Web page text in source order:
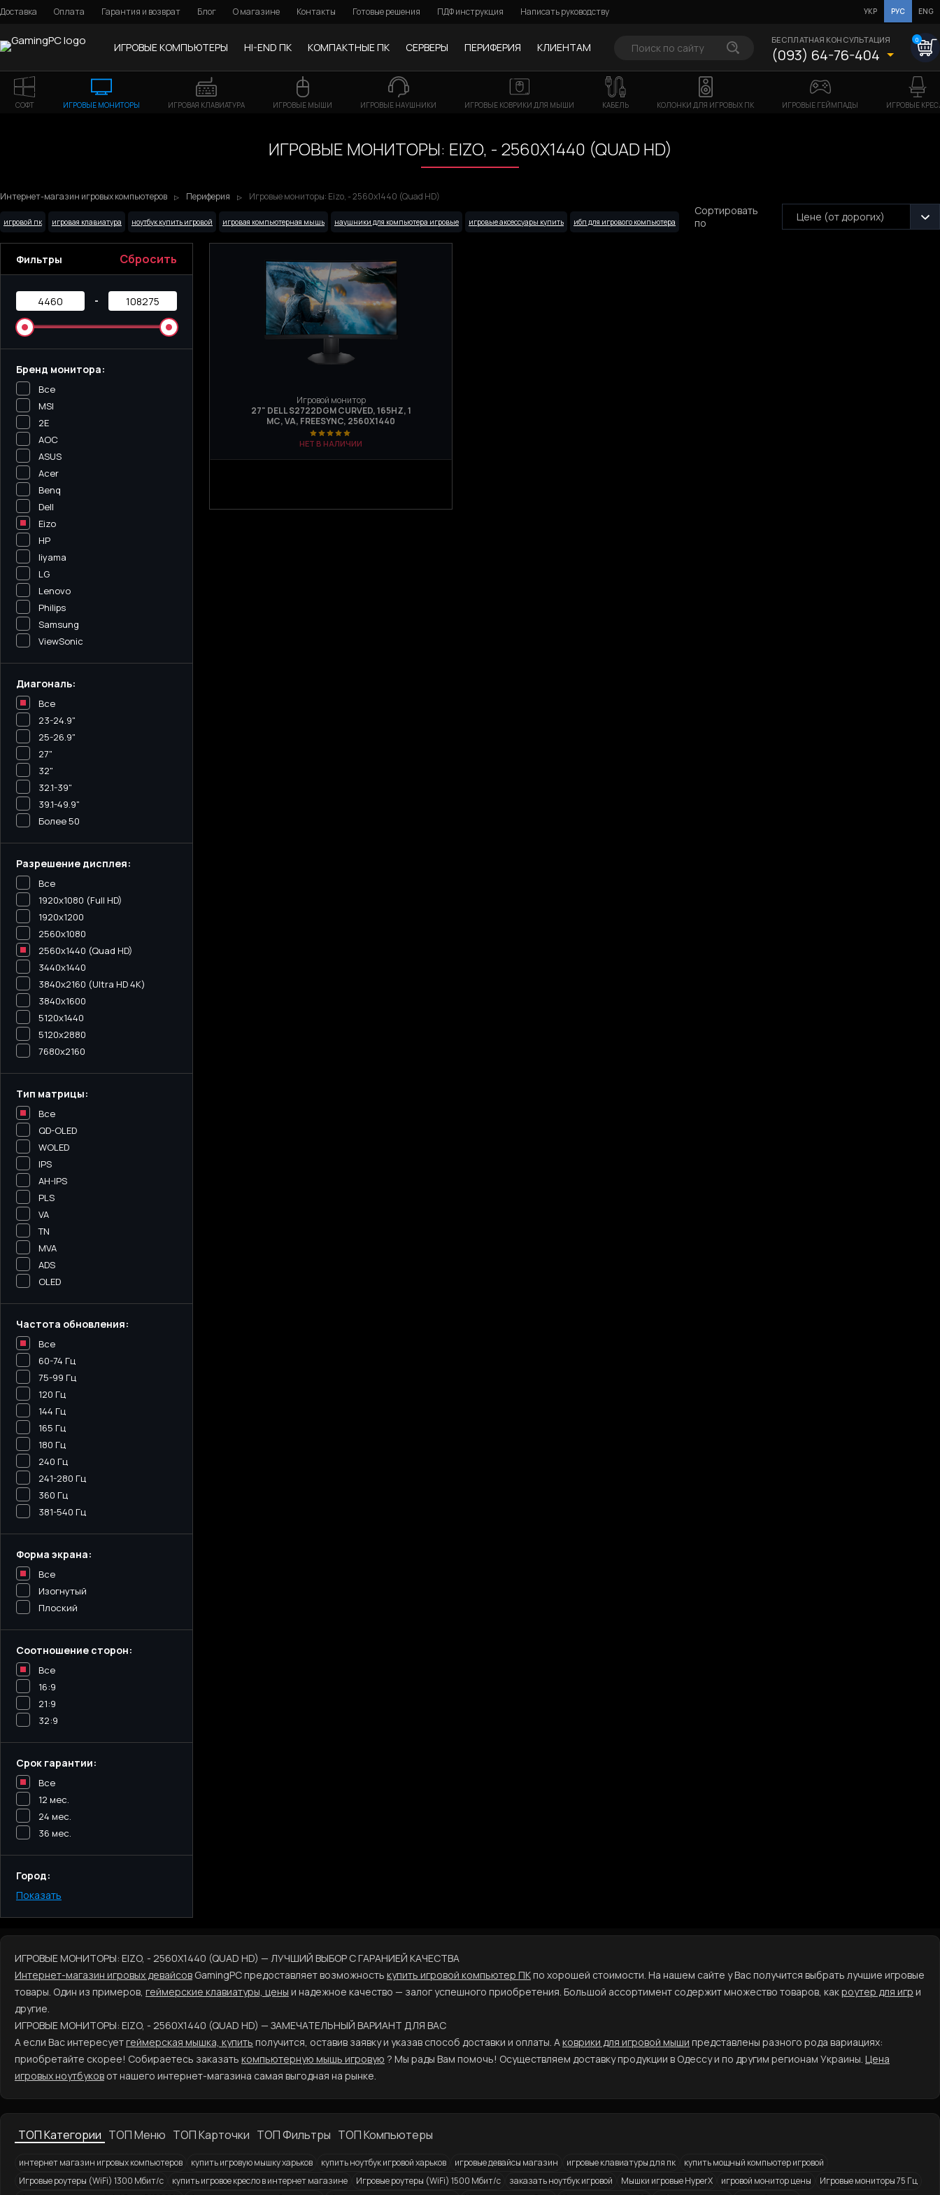
Доставка Оплата Гарантия и возврат Блог О магазине Контакты Готовые решения ПДФ инструкция Написать руководству УКР РУС ENG
ИГРОВЫЕ КОМПЬЮТЕРЫ HI-END ПК КОМПАКТНЫЕ ПК СЕРВЕРЫ ПЕРИФЕРИЯ КЛИЕНТАМ
БЕСПЛАТНАЯ КОНСУЛЬТАЦИЯ
(093) 64-76-404
0
СОФТ ИГРОВЫЕ МОНИТОРЫ ИГРОВАЯ КЛАВИАТУРА ИГРОВЫЕ МЫШИ ИГРОВЫЕ НАУШНИКИ ИГРОВЫЕ КОВРИКИ ДЛЯ МЫШИ КАБЕЛЬ КОЛОНКИ ДЛЯ ИГРОВЫХ ПК ИГРОВЫЕ ГЕЙМПАДЫ ИГРОВЫЕ
ИГРОВЫЕ МОНИТОРЫ: EIZO, - 2560X1440 (QUAD HD)
Интернет-магазин игровых компьютеров Периферия Игровые мониторы: Eizo, - 2560x1440 (Quad HD)
игровой пк игровая клавиатура ноутбук купить игровой игровая компьютерная мышь наушники для компьютера игровые игровые аксессуары купить ибп для игрового компьютера
Сортировать
по
Цене (от дорогих)
Фильтры Сбросить
-
Бренд монитора:
Все
MSI
2E
AOC
ASUS
Acer
Benq
Dell
Eizo
HP
Iiyama
LG
Lenovo
Philips
Samsung
ViewSonic
Диагональ:
Все
23-24.9"
25-26.9"
27"
32"
32.1-39"
39.1-49.9"
Более 50
Разрешение дисплея:
Все
1920x1080 (Full HD)
1920x1200
2560x1080
2560x1440 (Quad HD)
3440х1440
3840x2160 (Ultra HD 4K)
3840x1600
5120x1440
5120х2880
7680x2160
Тип матрицы:
Все
QD-OLED
WOLED
IPS
AH-IPS
PLS
VA
TN
MVA
ADS
OLED
Частота обновления:
Все
60-74 Гц
75-99 Гц
120 Гц
144 Гц
165 Гц
180 Гц
240 Гц
241-280 Гц
360 Гц
381-540 Гц
Форма экрана:
Все
Изогнутый
Плоский
Соотношение сторон:
Все
16:9
21:9
32:9
Срок гарантии:
Все
12 мес.
24 мес.
36 мес.
Город:
Киев
Запорожье
Львов
Показать
Игровой монитор
27" DELL S2722DGM CURVED, 165HZ, 1
МС, VA, FREESYNC, 2560X1440
НЕТ В НАЛИЧИИ
ИГРОВЫЕ МОНИТОРЫ: EIZO, - 2560X1440 (QUAD HD) — ЛУЧШИЙ ВЫБОР С ГАРАНИЕЙ КАЧЕСТВА
Интернет-магазин игровых девайсов GamingPC предоставляет возможность купить игровой компьютер ПКпо хорошей стоимости. На нашем сайте у Вас получится выбрать лучшие игровые
товары. Один из примеров, геймерские клавиатуры, цены и надежное качество — залог успешного приобретения. Большой ассортимент содержит множество товаров, какроутер для игр и
другие.
ИГРОВЫЕ МОНИТОРЫ: EIZO, - 2560X1440 (QUAD HD) — ЗАМЕЧАТЕЛЬНЫЙ ВАРИАНТ ДЛЯ ВАС
А если Вас интересуетгеймерская мышка, купить получится, оставив заявку и указав способ доставки и оплаты. Аковрики для игровой мыши представлены разного рода вариациях:
приобретайте скорее! Собираетесь заказать компьютерную мышь игровую ? Мы рады Вам помочь! Осуществляем доставку продукции в Одессу и по другим регионам Украины. Цена
игровых ноутбуков от нашего интернет-магазина самая выгодная на рынке.
ТОП Категории ТОП Меню ТОП Карточки ТОП Фильтры ТОП Компьютеры
интернет магазин игровых компьютеров купить игровую мышку харьков купить ноутбук игровой харьков игровые девайсы магазин игровые клавиатуры для пк
купить мощный компьютер игровой
Игровые роутеры (WiFi) 1300 Мбит/с
купить игровое кресло в интернет магазине Игровые роутеры (WiFi) 1500 Мбит/с заказать ноутбук игровой Мышки игровые HyperX игровой монитор цены
Игровые мониторы 75 Гц